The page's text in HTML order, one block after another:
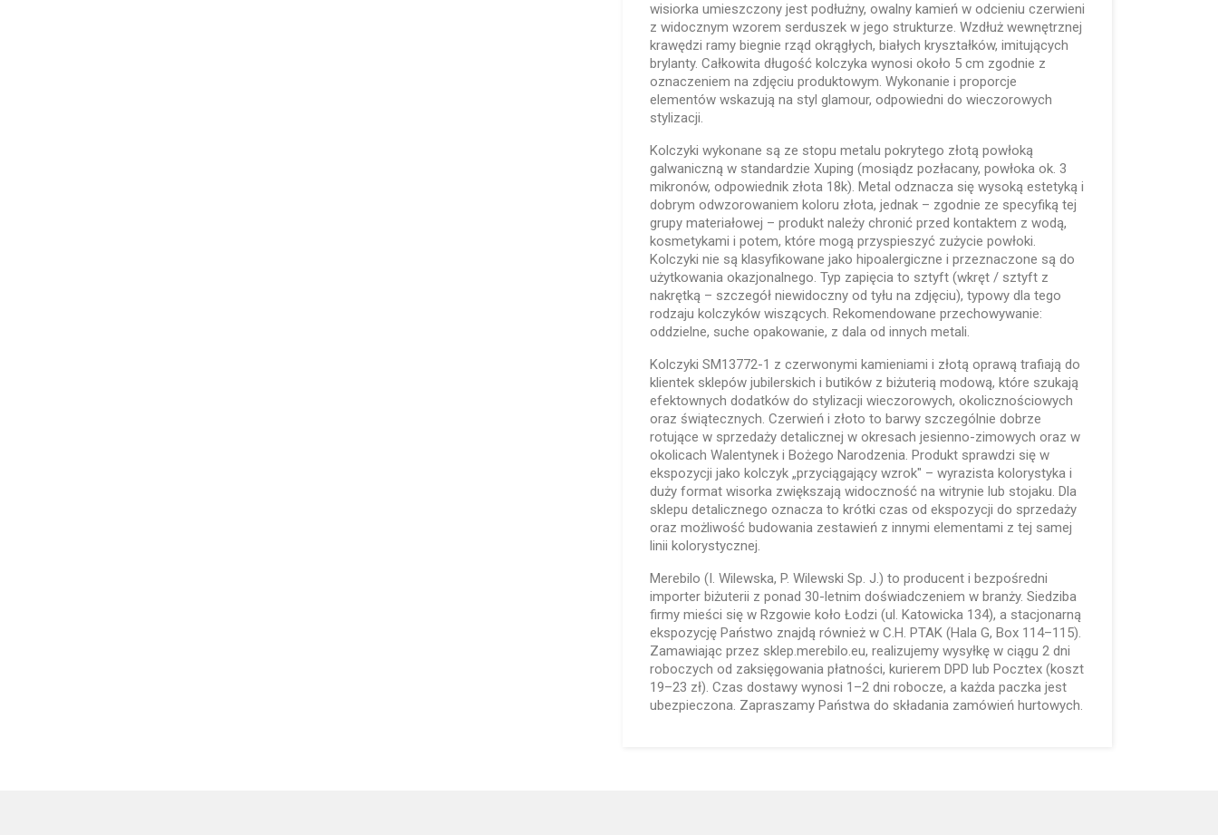
wisiorka umieszczony jest podłużny, owalny kamień w odcieniu czerwieni
z widocznym wzorem serduszek w jego strukturze. Wzdłuż wewnętrznej
krawędzi ramy biegnie rząd okrągłych, białych kryształków, imitujących
brylanty. Całkowita długość kolczyka wynosi około 5 cm zgodnie z
oznaczeniem na zdjęciu produktowym. Wykonanie i proporcje
elementów wskazują na styl glamour, odpowiedni do wieczorowych
stylizacji.
Kolczyki wykonane są ze stopu metalu pokrytego złotą powłoką
galwaniczną w standardzie Xuping (mosiądz pozłacany, powłoka ok. 3
mikronów, odpowiednik złota 18k). Metal odznacza się wysoką estetyką i
dobrym odwzorowaniem koloru złota, jednak – zgodnie ze specyfiką tej
grupy materiałowej – produkt należy chronić przed kontaktem z wodą,
kosmetykami i potem, które mogą przyspieszyć zużycie powłoki.
Kolczyki nie są klasyfikowane jako hipoalergiczne i przeznaczone są do
użytkowania okazjonalnego. Typ zapięcia to sztyft (wkręt / sztyft z
nakrętką – szczegół niewidoczny od tyłu na zdjęciu), typowy dla tego
rodzaju kolczyków wiszących. Rekomendowane przechowywanie:
oddzielne, suche opakowanie, z dala od innych metali.
Kolczyki SM13772-1 z czerwonymi kamieniami i złotą oprawą trafiają do
klientek sklepów jubilerskich i butików z biżuterią modową, które szukają
efektownych dodatków do stylizacji wieczorowych, okolicznościowych
oraz świątecznych. Czerwień i złoto to barwy szczególnie dobrze
rotujące w sprzedaży detalicznej w okresach jesienno-zimowych oraz w
okolicach Walentynek i Bożego Narodzenia. Produkt sprawdzi się w
ekspozycji jako kolczyk „przyciągający wzrok" – wyrazista kolorystyka i
duży format wisorka zwiększają widoczność na witrynie lub stojaku. Dla
sklepu detalicznego oznacza to krótki czas od ekspozycji do sprzedaży
oraz możliwość budowania zestawień z innymi elementami z tej samej
linii kolorystycznej.
Merebilo (I. Wilewska, P. Wilewski Sp. J.) to producent i bezpośredni
importer biżuterii z ponad 30-letnim doświadczeniem w branży. Siedziba
firmy mieści się w Rzgowie koło Łodzi (ul. Katowicka 134), a stacjonarną
ekspozycję Państwo znajdą również w C.H. PTAK (Hala G, Box 114–115).
Zamawiając przez sklep.merebilo.eu, realizujemy wysyłkę w ciągu 2 dni
roboczych od zaksięgowania płatności, kurierem DPD lub Pocztex (koszt
19–23 zł). Czas dostawy wynosi 1–2 dni robocze, a każda paczka jest
ubezpieczona. Zapraszamy Państwa do składania zamówień hurtowych.